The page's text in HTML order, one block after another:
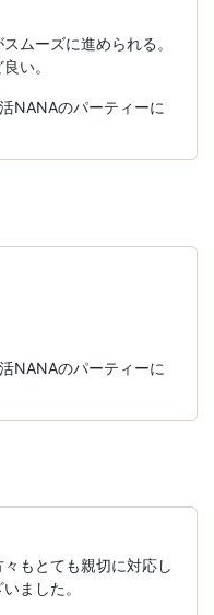
ムーズに進められる。
い。
NANAのパーティーに
NANAのパーティーに
もとても親切に対応し
ました。